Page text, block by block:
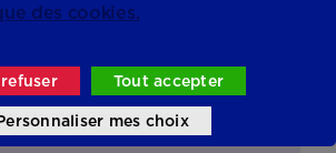
de 9h à 19h et samedi de 9h
à 18h
des cookies.
Tout accepter
mes choix